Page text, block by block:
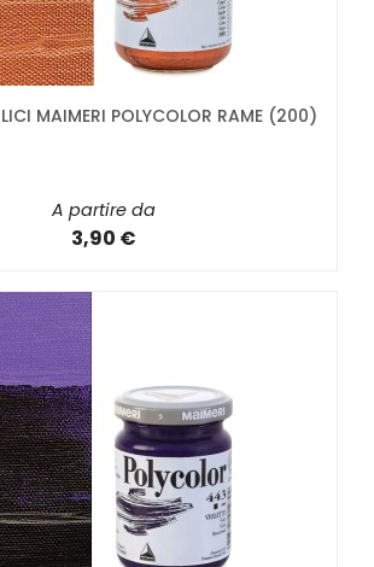
MAIMERI POLYCOLOR RAME (200)
A partire da
3,90 €